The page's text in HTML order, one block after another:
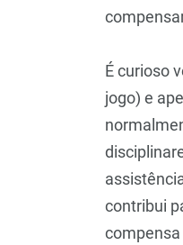
É curioso
jogo) e
contribui